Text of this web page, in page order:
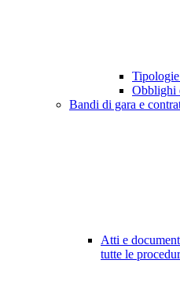
Obblighi
Bandi di gara e
Atti e
tutte le